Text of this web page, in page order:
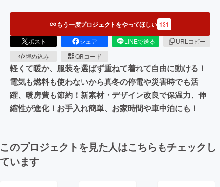
もう一度プロジェクトをやってほしい 131
ポスト シェア LINEで送る
URLコピー
埋め込み
QRコード
軽くて暖か、服装を選ばず重ねて着れて自由に動ける！
電気も燃料も使わないから真冬の停電や災害時でも活
躍、暖房費も節約！新素材・デザイン改良で保温力、伸
縮性が進化！お手入れ簡単、お家時間や車中泊にも！
このプロジェクトを見た人はこちらもチェックし
ています